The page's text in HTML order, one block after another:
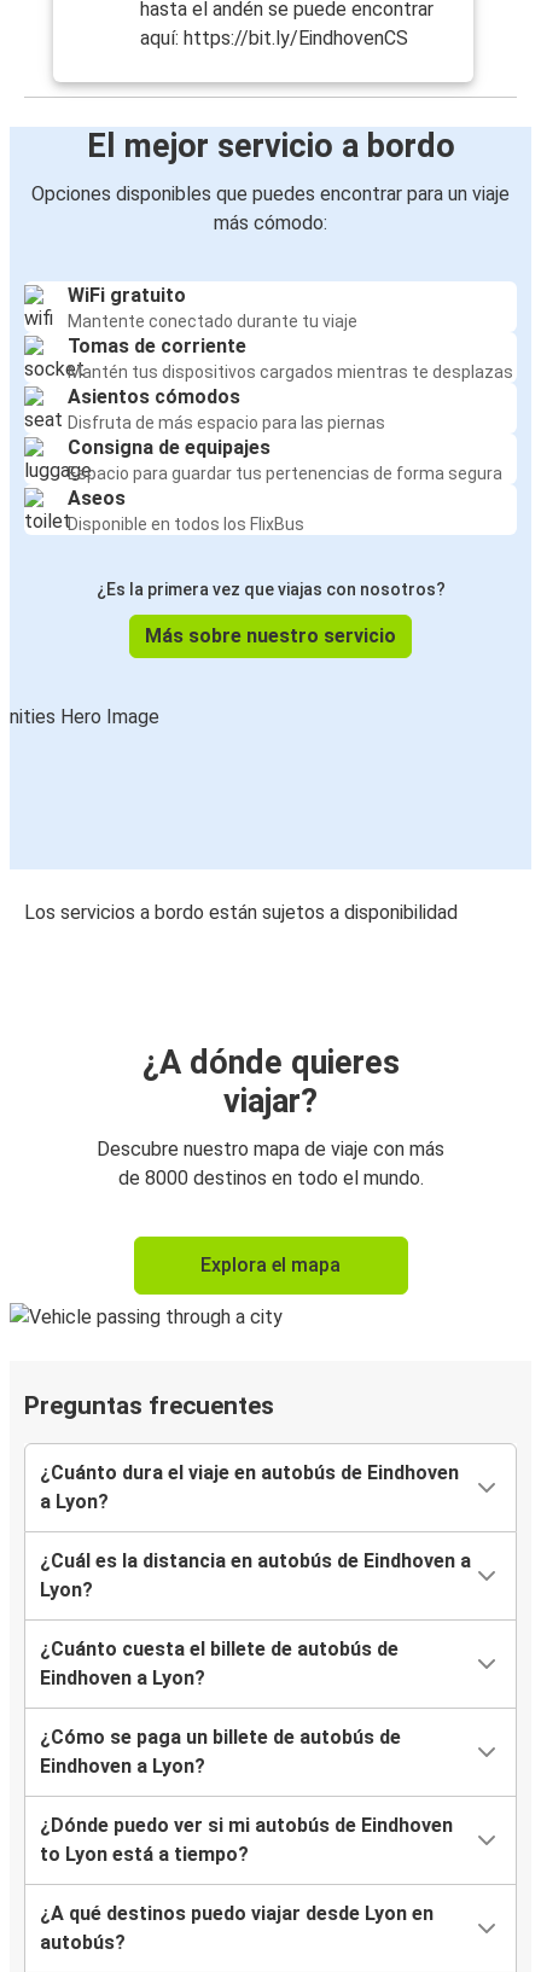
hasta el andén se puede encontrar
aquí: https://bit.ly/EindhovenCS
El mejor servicio a bordo
Opciones disponibles que puedes encontrar para un viaje
más cómodo:
WiFi gratuito
Mantente conectado durante tu viaje
Tomas de corriente
Mantén tus dispositivos cargados mientras te desplazas
Asientos cómodos
Disfruta de más espacio para las piernas
Consigna de equipajes
Espacio para guardar tus pertenencias de forma segura
Aseos
Disponible en todos los FlixBus
¿Es la primera vez que viajas con nosotros?
Más sobre nuestro servicio
Los servicios a bordo están sujetos a disponibilidad
¿A dónde quieres
viajar?
Descubre nuestro mapa de viaje con más
de 8000 destinos en todo el mundo.
Explora el mapa
Preguntas frecuentes
¿Cuánto dura el viaje en autobús de Eindhoven
a Lyon?
¿Cuál es la distancia en autobús de Eindhoven a
Lyon?
¿Cuánto cuesta el billete de autobús de
Eindhoven a Lyon?
¿Cómo se paga un billete de autobús de
Eindhoven a Lyon?
¿Dónde puedo ver si mi autobús de Eindhoven
to Lyon está a tiempo?
¿A qué destinos puedo viajar desde Lyon en
autobús?